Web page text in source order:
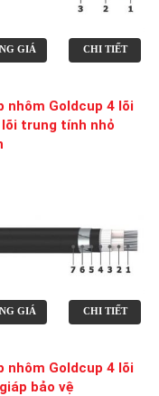
GIÁ CHI TIẾT
nhôm Goldcup 4 lõi
trung tính nhỏ
GIÁ CHI TIẾT
nhôm Goldcup 4 lõi
bảo vệ